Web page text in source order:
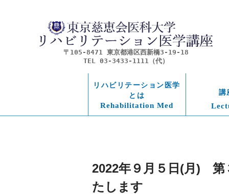
〒105-8471 東京都港区西新橋3-19-18
TEL 03-3433-1111（代）
リハビリテーション医学
とは
Rehabilitation Med
講
2022年９月５日(月)　
たします